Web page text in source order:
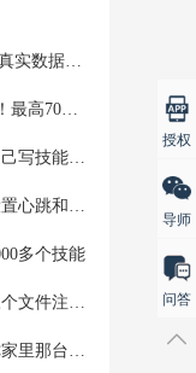
2026年短剧出海还值得做吗？真实数据、市场规模
微信正式开放公众号短剧CPS！最高70%分成，又
和老王聊OpenClaw（七）：自己写技能、Ma
和老王聊OpenClaw（六）：设置心跳和定时任
多个技能
和老王聊OpenClaw（三）：三个文件注入灵魂
和老王聊OpenClaw（一）：你家里那台吃灰的
授权
导师
问答